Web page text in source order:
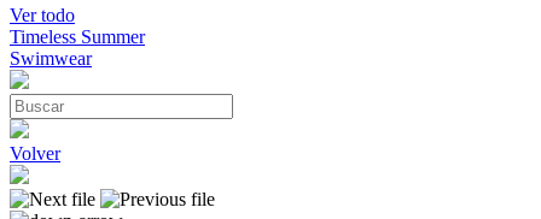
Ver todo
Timeless Summer
Swimwear
Volver